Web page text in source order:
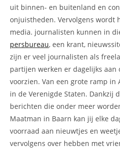
uit binnen- en buitenland en
onjuistheden. Vervolgens wordt
media. journalisten kunnen in
persbureau, een krant,
zijn er veel journalisten als
partijen werken er dagelijks aan
voorzien. Van een grote ramp in
in de Verenigde Staten. Dankzij
berichten die onder meer
Maatman in Baarn kan jij elke
voorraad aan nieuwtjes en
vervolgens over hebben met